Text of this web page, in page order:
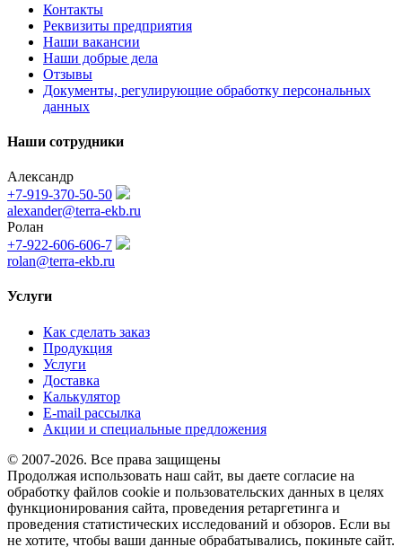
Контакты
Реквизиты предприятия
Наши вакансии
Наши добрые дела
Отзывы
Документы, регулирующие обработку персональных
данных
Наши сотрудники
Александр
+7-919-370-50-50
alexander@terra-ekb.ru
Ролан
+7-922-606-606-7
rolan@terra-ekb.ru
Услуги
Как сделать заказ
Продукция
Услуги
Доставка
Калькулятор
E-mail рассылка
Акции и специальные предложения
© 2007-2026. Все права защищены
Продолжая использовать наш сайт, вы даете согласие на
обработку файлов cookie и пользовательских данных в целях
функционирования сайта, проведения ретаргетинга и
проведения статистических исследований и обзоров. Если вы
не хотите, чтобы ваши данные обрабатывались, покиньте сайт.